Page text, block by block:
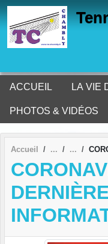
ACCUEIL LA VIE
PHOTOS & VIDÉOS
Accueil
Panneau de gestion des